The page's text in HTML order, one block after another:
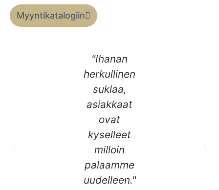
Myyntikatalogiin
"Ihanan
herkullinen
suklaa,
asiakkaat
ovat
kyselleet
milloin
palaamme
uudelleen."